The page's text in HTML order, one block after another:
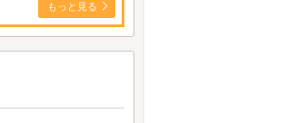
もっと見る